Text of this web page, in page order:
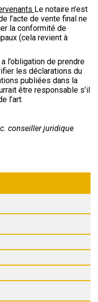
Le notaire n’est
l’acte de vente final ne
la conformité de
(cela revient à
l’obligation de prendre
les déclarations du
publiées dans la
être responsable s’il
l’art.
conseiller juridique